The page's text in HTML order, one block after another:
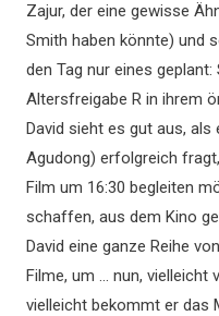
Zajur, der eine gewisse
Smith haben könnte) und
den Tag nur eines
Altersfreigabe R in ihrem
David sieht es gut aus,
Agudong) erfolgreich
Film um 16:30 begleiten
schaffen, aus dem Kino
David eine ganze Reihe
Filme, um … nun, vielleicht
vielleicht bekommt er das